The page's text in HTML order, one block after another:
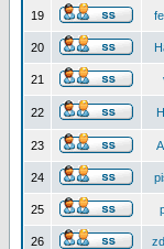
19
20
21
22
23
24
25
26